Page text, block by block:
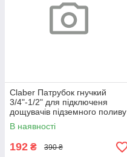
Claber Патрубок гнучкий
3/4"-1/2" для підключеня
дощувачів підземного поливу
В наявності
192 ₴ 390 ₴